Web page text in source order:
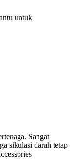
untuk
Sangat
sikulasi darah tetap